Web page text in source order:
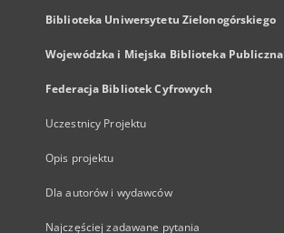
Biblioteka Uniwersytetu Zielonogórskiego
Wojewódzka i Miejska Biblioteka Publiczna
Federacja Bibliotek Cyfrowych
Uczestnicy Projektu
Opis projektu
Dla autorów i wydawców
Najczęściej zadawane pytania